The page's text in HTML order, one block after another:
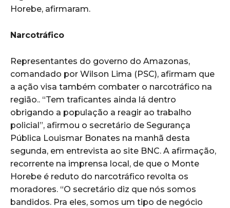
Horebe, afirmaram.
Narcotráfico
Representantes do governo do Amazonas,
comandado por Wilson Lima (PSC), afirmam que
a ação visa também combater o narcotráfico na
região.. “Tem traficantes ainda lá dentro
obrigando a população a reagir ao trabalho
policial”, afirmou o secretário de Segurança
Pública Louismar Bonates na manhã desta
segunda, em entrevista ao site BNC. A afirmação,
recorrente na imprensa local, de que o Monte
Horebe é reduto do narcotráfico revolta os
moradores. “O secretário diz que nós somos
bandidos. Pra eles, somos um tipo de negócio